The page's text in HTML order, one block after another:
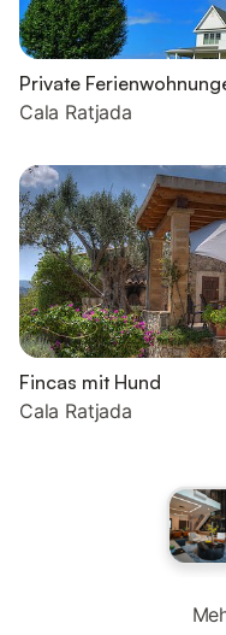
Private
Cala Ratjada
Fincas mit Hund
Cala Ratjada